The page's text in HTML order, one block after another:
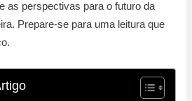
as perspectivas para o futuro da
Prepare-se para uma leitura que